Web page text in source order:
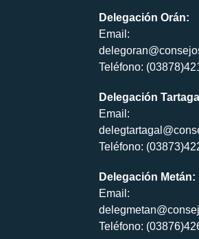
Delegación Orán:
Email:
Teléfono:
Delegación
Email:
Teléfono:
Delegación Metán:
Email:
Teléfono: